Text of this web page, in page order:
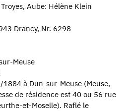
Aube: Hélène Klein
Drancy, Nr. 6298
Meuse
à Dun-sur-Meuse (Meuse,
de résidence est 40 ou 56 rue
et-Moselle). Raflé le